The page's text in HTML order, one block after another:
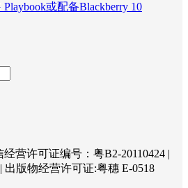
或配备Blackberry 10
营许可证编号：粤B2-20110424 |
| 出版物经营许可证:粤穗 E-0518